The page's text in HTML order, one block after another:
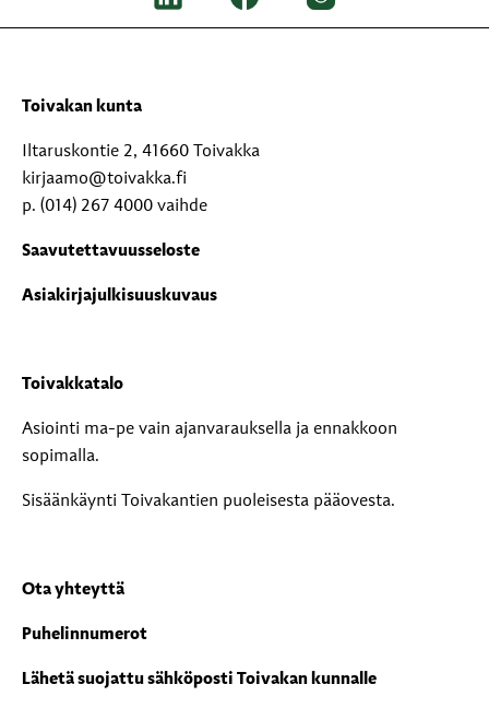
Toivakan kunta
Iltaruskontie 2, 41660 Toivakka
kirjaamo@toivakka.fi
p. (014) 267 4000 vaihde
Saavutettavuusseloste
Asiakirjajulkisuuskuvaus
Toivakkatalo
Asiointi ma-pe vain ajanvarauksella ja ennakkoon
sopimalla.
Sisäänkäynti Toivakantien puoleisesta pääovesta.
Ota yhteyttä
Puhelinnumerot
Lähetä suojattu sähköposti Toivakan kunnalle